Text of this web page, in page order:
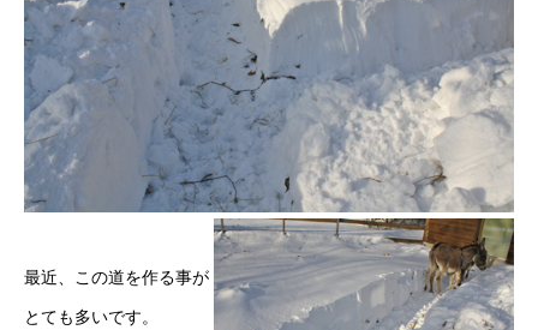
最近、この道を作る事が
とても多いです。